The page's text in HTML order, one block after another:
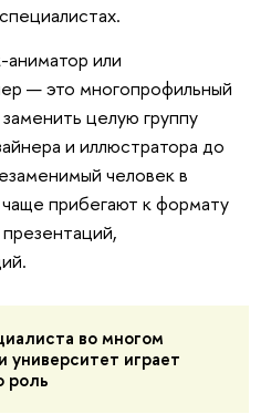
или
— это многопрофильный
целую группу
и иллюстратора до
человек в
прибегают к формату
во многом
университет играет
роль